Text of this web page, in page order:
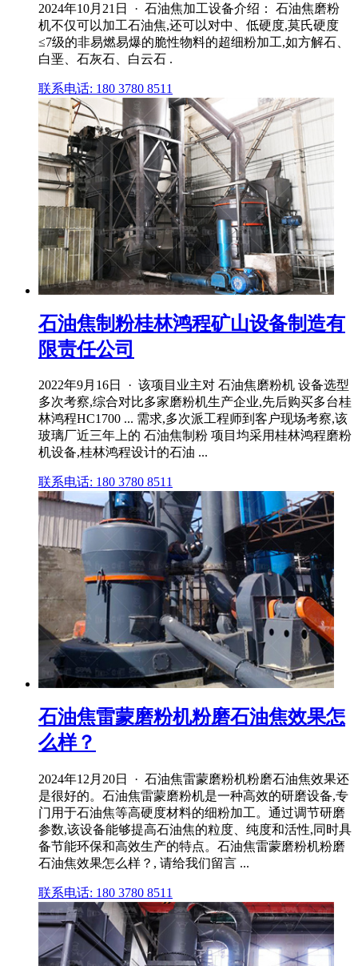
2024年10月21日 · 石油焦加工设备介绍： 石油焦磨粉
机不仅可以加工石油焦,还可以对中、低硬度,莫氏硬度
≤7级的非易燃易爆的脆性物料的超细粉加工,如方解石、
白垩、石灰石、白云石 .
联系电话: 180 3780 8511
石油焦制粉桂林鸿程矿山设备制造有
限责任公司
2022年9月16日 · 该项目业主对 石油焦磨粉机 设备选型
多次考察,综合对比多家磨粉机生产企业,先后购买多台桂
林鸿程HC1700 ... 需求,多次派工程师到客户现场考察,该
玻璃厂近三年上的 石油焦制粉 项目均采用桂林鸿程磨粉
机设备,桂林鸿程设计的石油 ...
联系电话: 180 3780 8511
石油焦雷蒙磨粉机粉磨石油焦效果怎
么样？
2024年12月20日 · 石油焦雷蒙磨粉机粉磨石油焦效果还
是很好的。石油焦雷蒙磨粉机是一种高效的研磨设备,专
门用于石油焦等高硬度材料的细粉加工。通过调节研磨
参数,该设备能够提高石油焦的粒度、纯度和活性,同时具
备节能环保和高效生产的特点。石油焦雷蒙磨粉机粉磨
石油焦效果怎么样？, 请给我们留言 ...
联系电话: 180 3780 8511